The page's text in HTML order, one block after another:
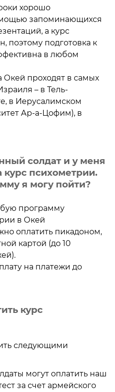
хорошо
запоминающихся
а курс
поэтому подготовка к
в любом
Окей проходят в самых
– в Тель-
в Иерусалимском
Ар-а-Цофим), в
солдат и у меня
курс психометрии.
я могу пойти?
программу
в Окей
оплатить пикадоном,
картой (до 10
на платежи до
курс
следующими
могут оплатить наш
за счет армейского